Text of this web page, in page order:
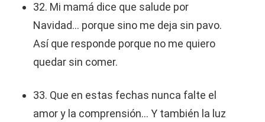
32. Mi mamá dice que salude por
Navidad... porque sino me deja sin pavo.
Así que responde porque no me quiero
quedar sin comer.
33. Que en estas fechas nunca falte el
amor y la comprensión... Y también la luz